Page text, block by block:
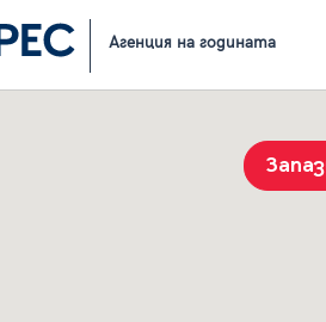
Агенция на годината
Резултати от търсене